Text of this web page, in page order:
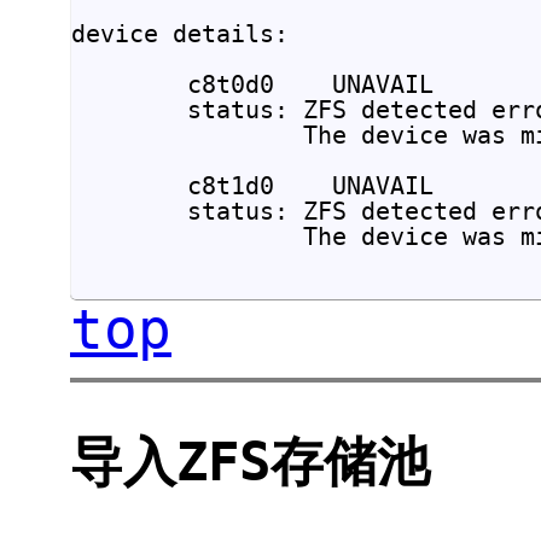
device details:
c8t0d0    UNAVAIL
status: ZFS detected
The device was
c8t1d0    UNAVAIL
status: ZFS detected
The device was
top
导入ZFS存储池